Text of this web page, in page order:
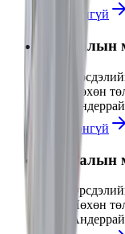
Дэлгэрэнгүй
Даатгалын
Нөхөн
Дэлгэрэнгүй
Даатгалын
Нөхөн